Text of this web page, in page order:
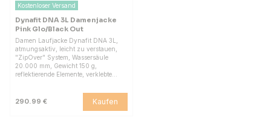
Kostenloser Versand
Dynafit DNA 3L Damenjacke
Pink Glo/Black Out
Damen Laufjacke Dynafit DNA 3L,
atmungsaktiv, leicht zu verstauen,
"ZipOver" System, Wassersäule
20.000 mm, Gewicht 150 g,
reflektierende Elemente, verklebte…
290.99 € Kaufen